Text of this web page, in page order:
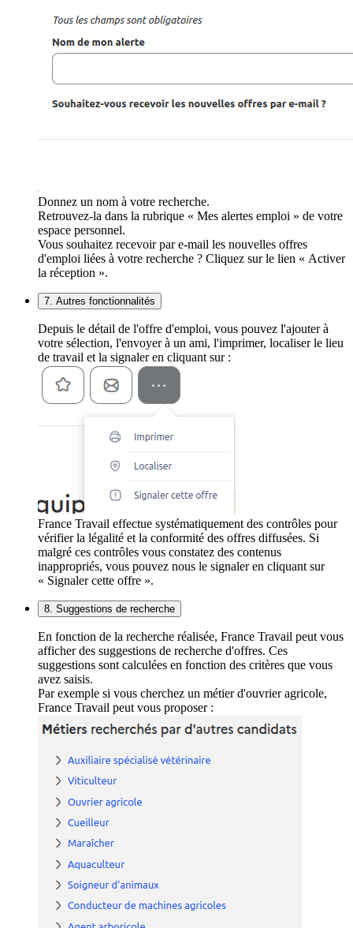
Donnez un nom à votre recherche.
Retrouvez-la dans la rubrique « Mes alertes emploi » de votre
espace personnel.
Vous souhaitez recevoir par e-mail les nouvelles offres
d'emploi liées à votre recherche ? Cliquez sur le lien « Activer
la réception ».
7. Autres fonctionnalités
Depuis le détail de l'offre d'emploi, vous pouvez l'ajouter à
votre sélection, l'envoyer à un ami, l'imprimer, localiser le lieu
de travail et la signaler en cliquant sur :
France Travail effectue systématiquement des contrôles pour
vérifier la légalité et la conformité des offres diffusées. Si
malgré ces contrôles vous constatez des contenus
inappropriés, vous pouvez nous le signaler en cliquant sur
« Signaler cette offre ».
8. Suggestions de recherche
En fonction de la recherche réalisée, France Travail peut vous
afficher des suggestions de recherche d'offres. Ces
suggestions sont calculées en fonction des critères que vous
avez saisis.
Par exemple si vous cherchez un métier d'ouvrier agricole,
France Travail peut vous proposer :